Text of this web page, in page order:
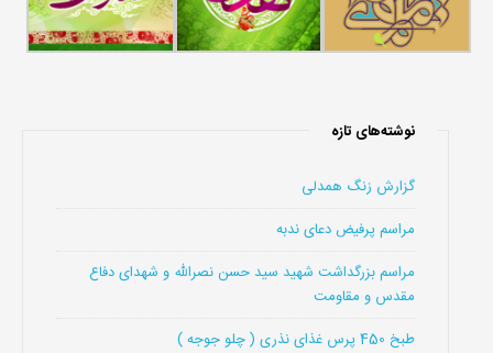
نوشته‌های تازه
گزارش زنگ همدلی
مراسم پرفیض دعای ندبه
مراسم بزرگداشت شهید سید حسن نصرالله و شهدای دفاع
مقدس و مقاومت
طبخ 450 پرس غذای نذری ( چلو جوجه )